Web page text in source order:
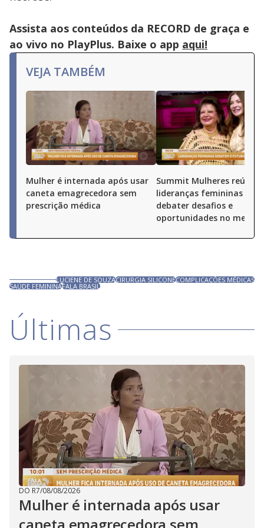
Assista aos conteúdos da RECORD de graça e
ao vivo no PlayPlus. Baixe o app aqui!
VEJA TAMBÉM
Mulher é internada após usar
caneta emagrecedora sem
prescrição médica
Summit Mulheres reúne
lideranças femininas para
debater desafios e
oportunidades no
LUCIENE DE SOUZACIRURGIA SILICONECOMPLICAÇÕES MÉDICAS
SAÚDE FEMININAFALA BRASIL
Últimas
DO R7/08/08/2026
Mulher é internada após usar